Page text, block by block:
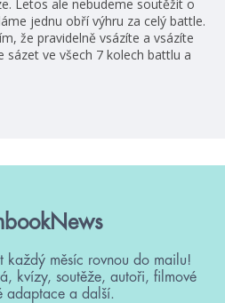
Letos ale nebudeme soutěžit o
jednu obří výhru za celý battle.
že pravidelně vsázíte a vsázíte
sázet ve všech 7 kolech battlu a
každý měsíc rovnou do mailu!
kvízy, soutěže, autoři, filmové
adaptace a další.